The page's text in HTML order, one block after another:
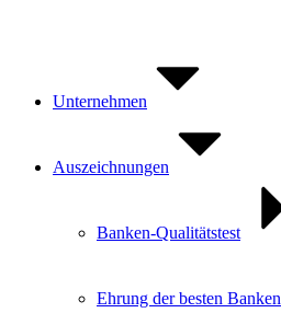
Unternehmen
Auszeichnungen
Banken-Qualitätstest
Ehrung der besten Banken